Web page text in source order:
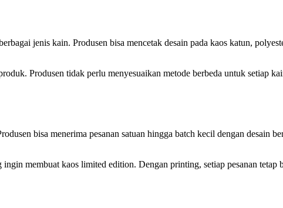
jenis kain. Produsen bisa mencetak desain pada kaos katun,
Produsen tidak perlu menyesuaikan metode berbeda untuk setiap
bisa menerima pesanan satuan hingga batch kecil dengan desain
membuat kaos limited edition. Dengan printing, setiap pesanan tetap